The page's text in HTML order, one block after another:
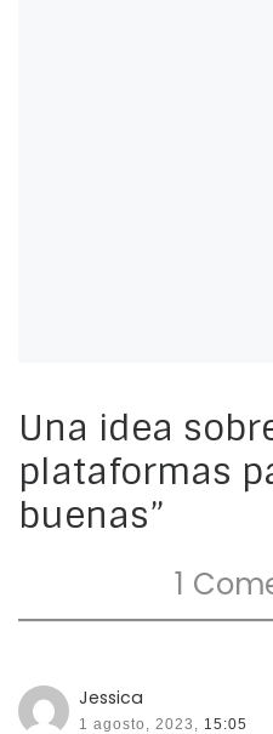
Una idea
plataformas
buenas”
1
Jessica
1 agosto, 2023, 15:05